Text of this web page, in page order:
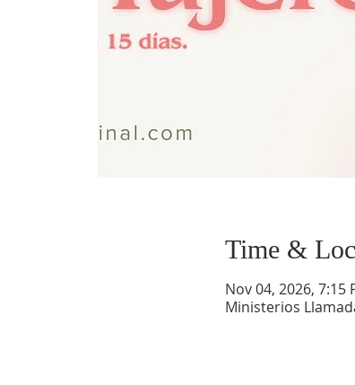
Time &
Nov 04, 2026, 7:15
Ministerios